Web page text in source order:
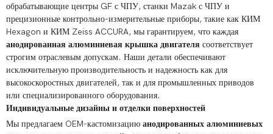
обрабатывающие центры GF с ЧПУ, станки Mazak с ЧПУ и
прецизионные контрольно-измерительные приборы, такие как КИМ
Hexagon и КИМ Zeiss ACCURA, мы гарантируем, что каждая
анодированная алюминиевая крышка двигателя соответствует
строгим отраслевым допускам. Наши детали обеспечивают
исключительную производительность и надежность как для
высокоскоростных двигателей, так и для промышленных приводов
или специализированного оборудования.
Индивидуальные дизайны и отделки поверхностей
Мы предлагаем OEM-кастомизацию анодированных алюминиевых